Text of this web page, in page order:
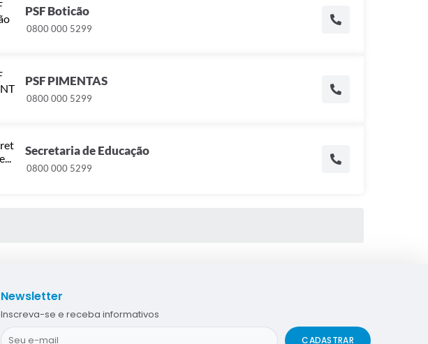
PSF Boticão
0800 000 5299
PSF PIMENTAS
0800 000 5299
Secretaria de Educação
0800 000 5299
Newsletter
Inscreva-se e receba informativos
CADASTRAR